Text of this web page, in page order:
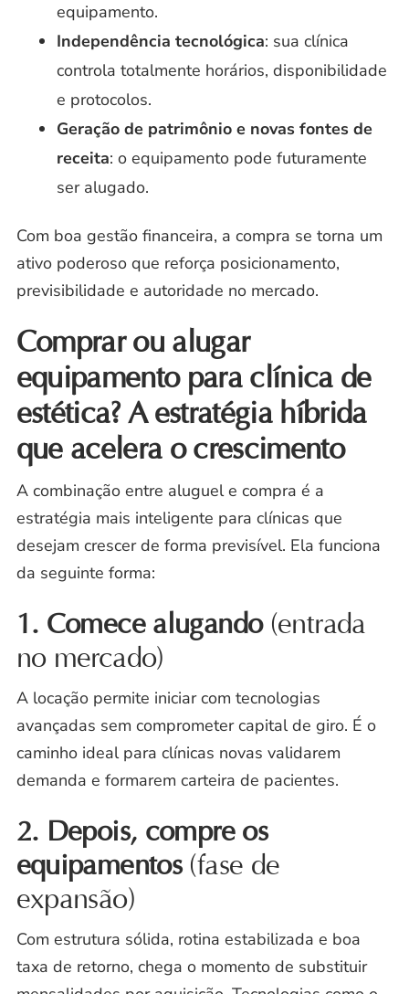
equipamento.
Independência tecnológica: sua clínica
controla totalmente horários, disponibilidade
e protocolos.
Geração de patrimônio e novas fontes de
receita: o equipamento pode futuramente
ser alugado.
Com boa gestão financeira, a compra se torna um
ativo poderoso que reforça posicionamento,
previsibilidade e autoridade no mercado.
Comprar ou alugar
equipamento para clínica de
estética? A estratégia híbrida
que acelera o crescimento
A combinação entre aluguel e compra é a
estratégia mais inteligente para clínicas que
desejam crescer de forma previsível. Ela funciona
da seguinte forma:
1. Comece alugando(entrada
no mercado)
A locação permite iniciar com tecnologias
avançadas sem comprometer capital de giro. É o
caminho ideal para clínicas novas validarem
demanda e formarem carteira de pacientes.
2. Depois, compre os
equipamentos(fase de
expansão)
Com estrutura sólida, rotina estabilizada e boa
taxa de retorno, chega o momento de substituir